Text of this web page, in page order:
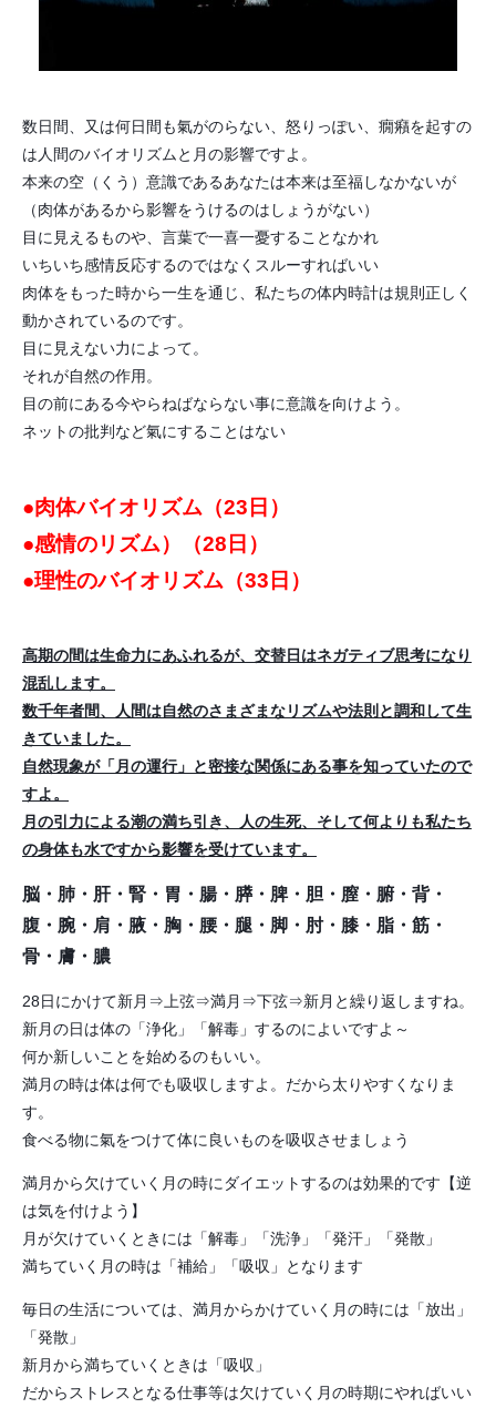
数日間、又は何日間も氣がのらない、怒りっぽい、癇癪を起すの
は人間のバイオリズムと月の影響ですよ。
本来の空（くう）意識であるあなたは本来は至福しなかないが
（肉体があるから影響をうけるのはしょうがない）
目に見えるものや、言葉で一喜一憂することなかれ
いちいち感情反応するのではなくスルーすればいい
肉体をもった時から一生を通じ、私たちの体内時計は規則正しく
動かされているのです。
目に見えない力によって。
それが自然の作用。
目の前にある今やらねばならない事に意識を向けよう。
ネットの批判など氣にすることはない
●肉体バイオリズム（23日）
●感情のリズム）（28日）
●理性のバイオリズム（33日）
高期の間は生命力にあふれるが、交替日はネガティブ思考になり
混乱します。
数千年者間、人間は自然のさまざまなリズムや法則と調和して生
きていました。
自然現象が「月の運行」と密接な関係にある事を知っていたので
すよ。
月の引力による潮の満ち引き、人の生死、そして何よりも私たち
の身体も水ですから影響を受けています。
脳・肺・肝・腎・胃・腸・膵・脾・胆・膣・腑・背・
腹・腕・肩・腋・胸・腰・腿・脚・肘・膝・脂・筋・
骨・膚・膿
28日にかけて新月⇒上弦⇒満月⇒下弦⇒新月と繰り返しますね。
新月の日は体の「浄化」「解毒」するのによいですよ～
何か新しいことを始めるのもいい。
満月の時は体は何でも吸収しますよ。だから太りやすくなりま
す。
食べる物に氣をつけて体に良いものを吸収させましょう
満月から欠けていく月の時にダイエットするのは効果的です【逆
は気を付けよう】
月が欠けていくときには「解毒」「洗浄」「発汗」「発散」
満ちていく月の時は「補給」「吸収」となります
毎日の生活については、満月からかけていく月の時には「放出」
「発散」
新月から満ちていくときは「吸収」
だからストレスとなる仕事等は欠けていく月の時期にやればいい